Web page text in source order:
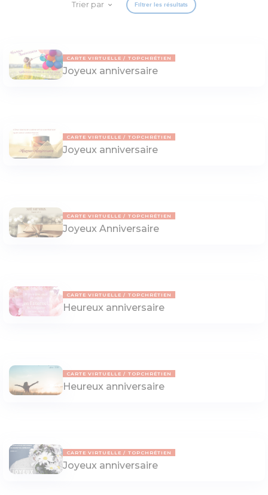
Trier par Filtrer les résultats
CARTE VIRTUELLE TOPCHRÉTIEN
Joyeux anniversaire
CARTE VIRTUELLE TOPCHRÉTIEN
Joyeux anniversaire
CARTE VIRTUELLE TOPCHRÉTIEN
Joyeux Anniversaire
CARTE VIRTUELLE TOPCHRÉTIEN
Heureux anniversaire
CARTE VIRTUELLE TOPCHRÉTIEN
Heureux anniversaire
CARTE VIRTUELLE TOPCHRÉTIEN
Joyeux anniversaire